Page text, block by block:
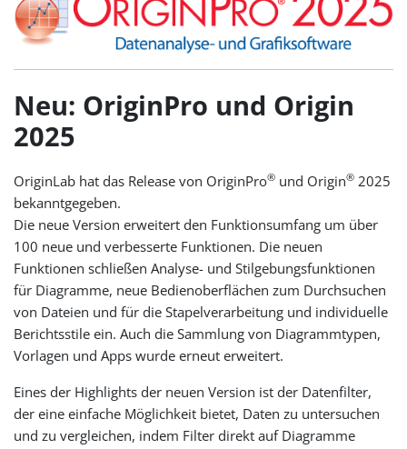
Neu: OriginPro und Origin
2025
OriginLab hat das Release von OriginPro® und Origin® 2025
bekanntgegeben.
Die neue Version erweitert den Funktionsumfang um über
100 neue und verbesserte Funktionen. Die neuen
Funktionen schließen Analyse- und Stilgebungsfunktionen
für Diagramme, neue Bedienoberflächen zum Durchsuchen
von Dateien und für die Stapelverarbeitung und individuelle
Berichtsstile ein. Auch die Sammlung von Diagrammtypen,
Vorlagen und Apps wurde erneut erweitert.
Eines der Highlights der neuen Version ist der Datenfilter,
der eine einfache Möglichkeit bietet, Daten zu untersuchen
und zu vergleichen, indem Filter direkt auf Diagramme